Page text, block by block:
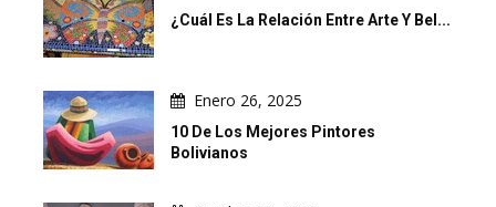
¿Cuál Es La Relación Entre Arte Y Bel...
Enero 26, 2025
10 De Los Mejores Pintores
Bolivianos